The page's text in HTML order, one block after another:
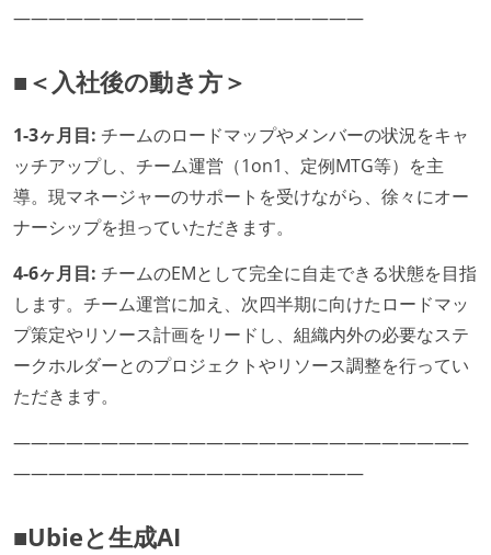
――――――――――――――――――――
■＜入社後の動き方＞
1-3ヶ月目: チームのロードマップやメンバーの状況をキャ
ッチアップし、チーム運営（1on1、定例MTG等）を主
導。現マネージャーのサポートを受けながら、徐々にオー
ナーシップを担っていただきます。
4-6ヶ月目: チームのEMとして完全に自走できる状態を目指
します。チーム運営に加え、次四半期に向けたロードマッ
プ策定やリソース計画をリードし、組織内外の必要なステ
ークホルダーとのプロジェクトやリソース調整を行ってい
ただきます。
――――――――――――――――――――――――――
――――――――――――――――――――
■Ubieと生成AI